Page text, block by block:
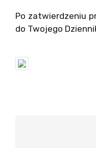
Po zatwierdzeniu
do Twojego